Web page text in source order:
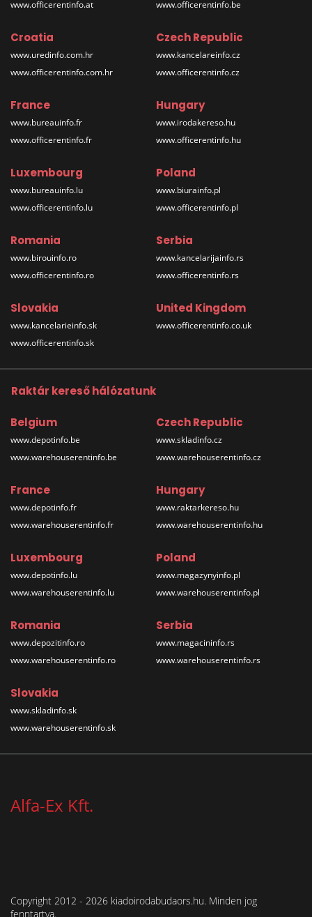
www.officerentinfo.at
www.officerentinfo.be
Croatia
www.uredinfo.com.hr
www.officerentinfo.com.hr
Czech Republic
www.kancelareinfo.cz
www.officerentinfo.cz
France
www.bureauinfo.fr
www.officerentinfo.fr
Hungary
www.irodakereso.hu
www.officerentinfo.hu
Luxembourg
www.bureauinfo.lu
www.officerentinfo.lu
Poland
www.biurainfo.pl
www.officerentinfo.pl
Romania
www.birouinfo.ro
www.officerentinfo.ro
Serbia
www.kancelarijainfo.rs
www.officerentinfo.rs
Slovakia
www.kancelarieinfo.sk
www.officerentinfo.sk
United Kingdom
www.officerentinfo.co.uk
Raktár kereső hálózatunk
Belgium
www.depotinfo.be
www.warehouserentinfo.be
Czech Republic
www.skladinfo.cz
www.warehouserentinfo.cz
France
www.depotinfo.fr
www.warehouserentinfo.fr
Hungary
www.raktarkereso.hu
www.warehouserentinfo.hu
Luxembourg
www.depotinfo.lu
www.warehouserentinfo.lu
Poland
www.magazynyinfo.pl
www.warehouserentinfo.pl
Romania
www.depozitinfo.ro
www.warehouserentinfo.ro
Serbia
www.magacininfo.rs
www.warehouserentinfo.rs
Slovakia
www.skladinfo.sk
www.warehouserentinfo.sk
Alfa-Ex Kft.
Copyright 2012 - 2026 kiadoirodabudaors.hu. Minden jog
fenntartva.